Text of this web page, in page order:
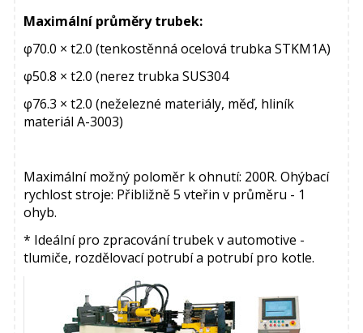
Maximální průměry trubek:
φ70.0 × t2.0 (tenkostěnná ocelová trubka STKM1A)
φ50.8 × t2.0 (nerez trubka SUS304
φ76.3 × t2.0 (neželezné materiály, měď, hliník
materiál A-3003)
Maximální možný poloměr k ohnutí: 200R. Ohýbací
rychlost stroje: Přibližně 5 vteřin v průměru - 1
ohyb.
* Ideální pro zpracování trubek v automotive -
tlumiče, rozdělovací potrubí a potrubí pro kotle.